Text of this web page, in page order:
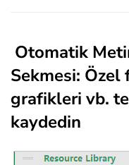
Otomatik
Sekmesi:
grafikleri vb.
kaydedin